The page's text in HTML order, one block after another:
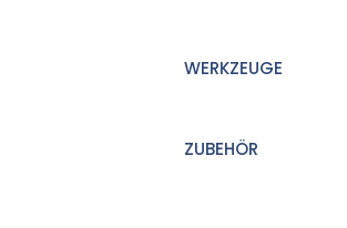
WERKZEUGE
ZUBEHÖR